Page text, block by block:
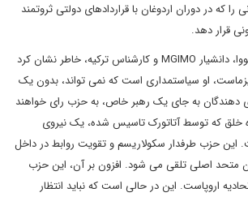
را که در دوران اردوغان با قراردادهای دولتی ثروتمند
قرار دهد.
با این حال یولیا کودریاشووا، دانشیار MGIMO و کارشناس ترکیه، خاطر نشان کرد
او سیاستمداری است که نمی تواند، بدون یک
دهندگان به جای یک رهبر خاص، به حزب رای خواهند
خلق که توسط آتاتورک تاسیس شده، یک نیروی
حزب طرفدار سکولاریسم و تقویت روابط در داخل
متحد اصلی تلقی می شود. افزون بر آن، این حزب
اروپاست. این در حالی است که نباید انتظار